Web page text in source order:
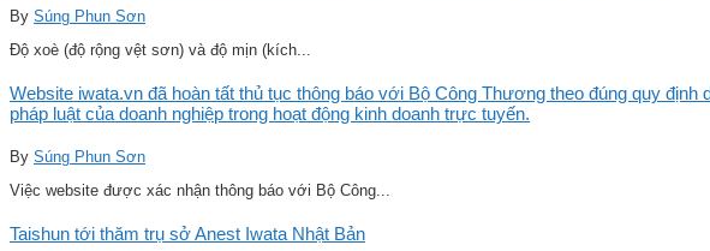
By Súng Phun Sơn
Độ xoè (độ rộng vệt sơn) và độ mịn (kích...
Website iwata.vn đã hoàn tất thủ tục thông báo với Bộ Công Thương theo đúng quy
pháp luật của doanh nghiệp trong hoạt động kinh doanh trực tuyến.
By Súng Phun Sơn
Việc website được xác nhận thông báo với Bộ Công...
Taishun tới thăm trụ sở Anest Iwata Nhật Bản